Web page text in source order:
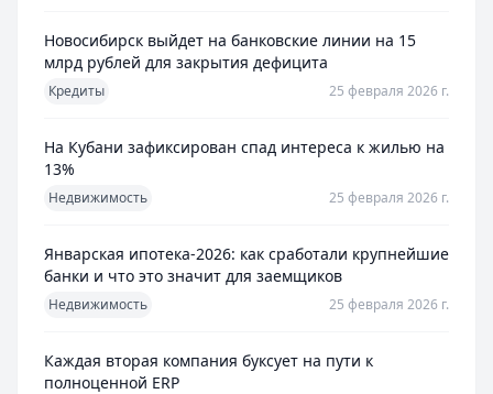
Новосибирск выйдет на банковские линии на 15
млрд рублей для закрытия дефицита
Кредиты 25 февраля 2026 г.
На Кубани зафиксирован спад интереса к жилью на
13%
Недвижимость 25 февраля 2026 г.
Январская ипотека-2026: как сработали крупнейшие
банки и что это значит для заемщиков
Недвижимость 25 февраля 2026 г.
Каждая вторая компания буксует на пути к
полноценной ERP